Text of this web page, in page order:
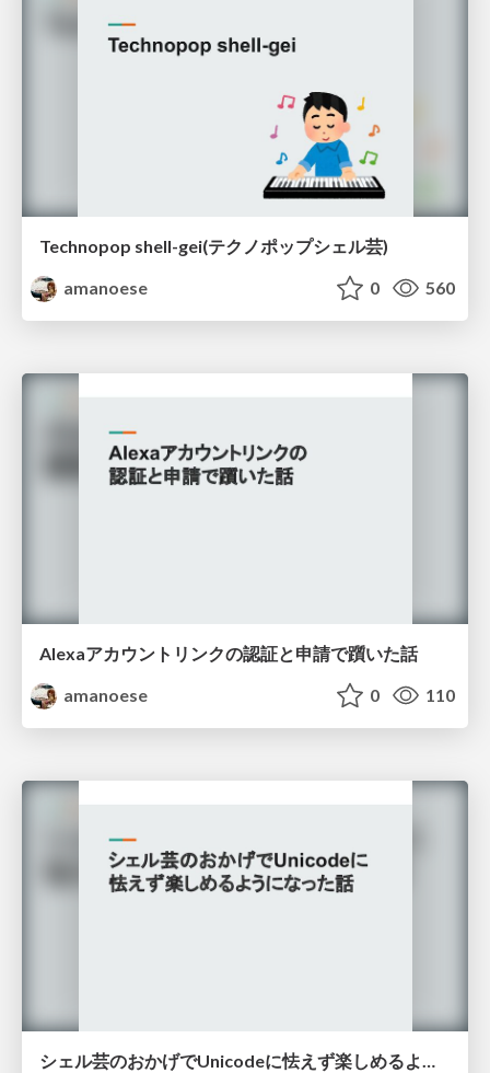
Technopop shell-gei(テクノポップシェル芸)
amanoese
0 560
Alexaアカウントリンクの認証と申請で躓いた話
amanoese
0 110
シェル芸のおかげでUnicodeに怯えず楽しめるようになった話